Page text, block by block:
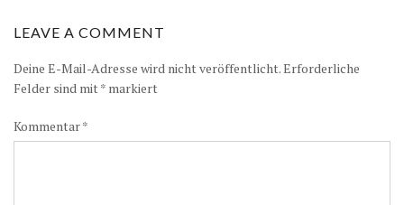
LEAVE A COMMENT
Deine E-Mail-Adresse wird nicht veröffentlicht.Erforderliche
Felder sind mit* markiert
Kommentar*